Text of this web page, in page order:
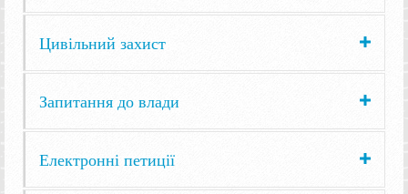
Цивільний захист
Запитання до влади
Електронні петиції